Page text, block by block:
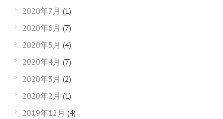
2020年7月 (1)
2020年6月 (7)
2020年5月 (4)
2020年4月 (7)
2020年3月 (2)
2020年2月 (1)
2019年12月 (4)